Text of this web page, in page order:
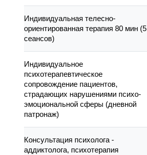
Индивидуальная телесно-
ориентированная терапия 80 мин (5
сеансов)
Индивидуальное
психотерапевтическое
сопровождение пациентов,
страдающих нарушениями психо-
эмоциональной сферы (дневной
патронаж)
Консультация психолога -
аддиктолога, психотерапия